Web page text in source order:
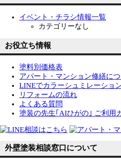
イベント・チラシ情報一覧
カテゴリーなし
お役立ち情報
塗料別価格表
アパート・マンション修繕に
LINEでカラーシュミレーショ
リフォームの流れ
よくある質問
塗装の先生｢AIひがの｣ ご利用
外壁塗装相談窓口について